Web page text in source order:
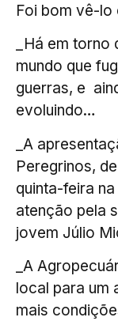
Foi bom vê-lo
_Há em
mundo que
guerras, e
evoluindo…
_A
Peregrinos,
quinta-feira
atenção pela
jovem Júlio
_A
local para um
mais